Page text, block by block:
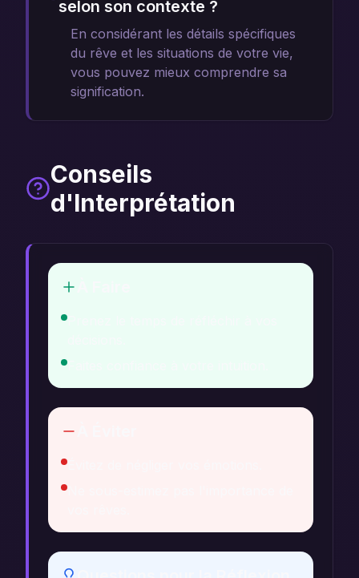
selon son contexte ?
En considérant les détails spécifiques
du rêve et les situations de votre vie,
vous pouvez mieux comprendre sa
signification.
Conseils
d'Interprétation